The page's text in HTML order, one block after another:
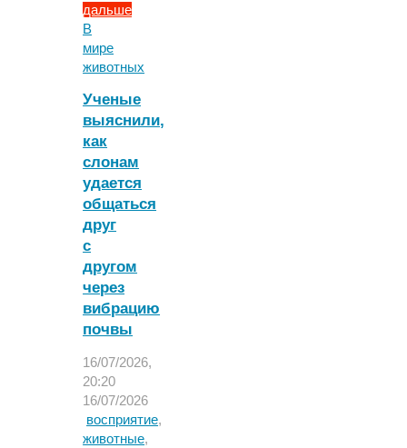
дальше
"Биологи
раскрыли,
как
голых
землекопов
удерживает
власть
в
колонии"
В
мире
животных
Ученые
выяснили,
как
слонам
удается
общаться
друг
с
другом
через
вибрацию
почвы
16/07/2026,
20:20
16/07/2026
восприятие,
животные,